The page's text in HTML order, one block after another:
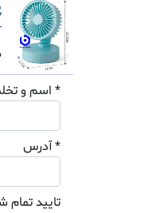
* اسم و
* آدرس
تایید تمام